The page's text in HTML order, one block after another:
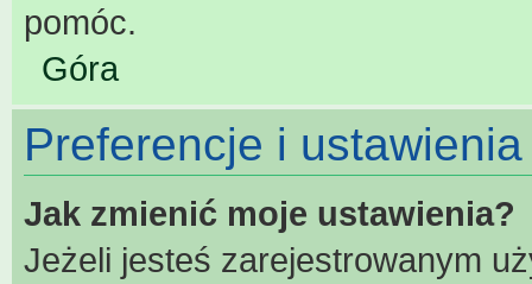
pomóc.
Góra
Preferencje i
Jak zmienić moje ustawienia?
Jeżeli jesteś zarejestrowanym